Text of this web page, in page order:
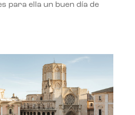
para ella un buen día de